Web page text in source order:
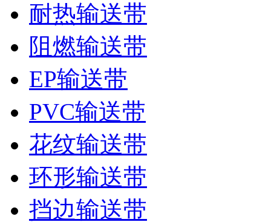
耐热输送带
阻燃输送带
EP输送带
PVC输送带
花纹输送带
环形输送带
挡边输送带